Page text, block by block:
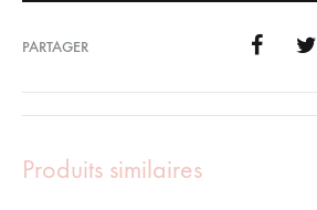
PARTAGER
Produits similaires